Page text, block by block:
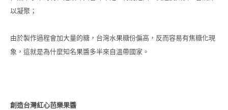
以凝聚；
由於製作過程會加大量的糖，台灣水果糖份偏高，反而容易有焦糖化現
象，這就是為什麼知名果醬多半來自溫帶國家。
創造台灣紅心芭樂果醬